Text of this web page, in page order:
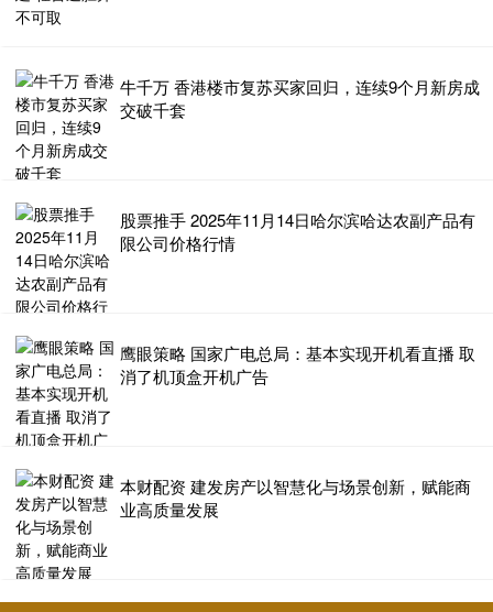
牛千万 香港楼市复苏买家回归，连续9个月新房成
交破千套
股票推手 2025年11月14日哈尔滨哈达农副产品有
限公司价格行情
鹰眼策略 国家广电总局：基本实现开机看直播 取
消了机顶盒开机广告
本财配资 建发房产以智慧化与场景创新，赋能商
业高质量发展